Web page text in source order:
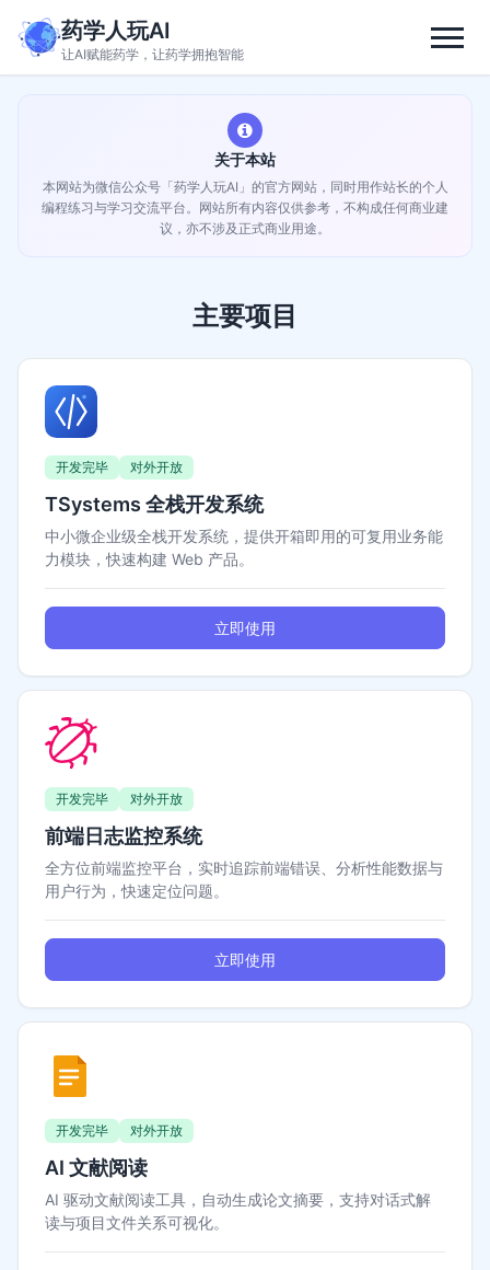
药学人玩AI
让AI赋能药学，让药学拥抱智能
关于本站
本网站为微信公众号「药学人玩AI」的官方网站，同时用作站长的个人
编程练习与学习交流平台。网站所有内容仅供参考，不构成任何商业建
议，亦不涉及正式商业用途。
主要项目
开发完毕 对外开放
TSystems 全栈开发系统
中小微企业级全栈开发系统，提供开箱即用的可复用业务能
力模块，快速构建 Web 产品。
立即使用
开发完毕 对外开放
前端日志监控系统
全方位前端监控平台，实时追踪前端错误、分析性能数据与
用户行为，快速定位问题。
立即使用
开发完毕 对外开放
AI 文献阅读
AI 驱动文献阅读工具，自动生成论文摘要，支持对话式解
读与项目文件关系可视化。